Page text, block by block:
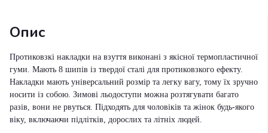
Опис
Протиковзкі накладки на взуття виконані з якісної термопластичної
гуми. Мають 8 шипів із твердої сталі для протиковзкого ефекту.
Накладки мають універсальний розмір та легку вагу, тому їх зручно
носити із собою. Зимові льодоступи можна розтягувати багато
разів, вони не рвуться. Підходять для чоловіків та жінок будь-якого
віку, включаючи підлітків, дорослих та літніх людей.